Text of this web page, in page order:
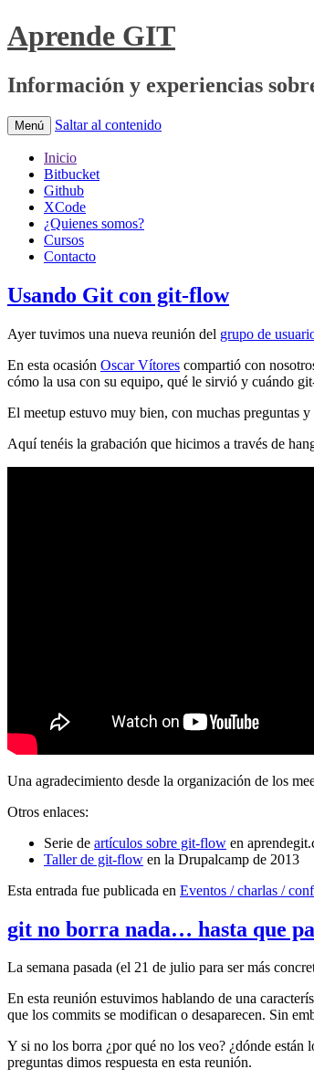
Aprende GIT
Información y experiencias
Menú Saltar al contenido
Inicio
Bitbucket
Github
XCode
¿Quienes somos?
Cursos
Contacto
Usando Git con git-flow
Ayer tuvimos una nueva reunión del grupo de
En esta ocasión Oscar Vítores compartió con
cómo la usa con su equipo, qué le sirvió y cuándo
El meetup estuvo muy bien, con muchas preguntas
Aquí tenéis la grabación que hicimos a través de
Una agradecimiento desde la organización de los
Otros enlaces:
Serie de artículos sobre git-flow en
Taller de git-flow en la Drupalcamp de 2013
Esta entrada fue publicada en Eventos / charlas /
git no borra nada… hasta que
La semana pasada (el 21 de julio para ser más
En esta reunión estuvimos hablando de una
que los commits se modifican o desaparecen. Sin
Y si no los borra ¿por qué no los veo? ¿dónde
preguntas dimos respuesta en esta reunión.